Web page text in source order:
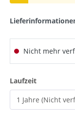
Nicht mehr
Laufzeitauswählen